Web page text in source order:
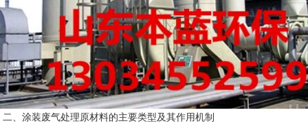
二、涂装废气处理原材料的主要类型及其作用机制